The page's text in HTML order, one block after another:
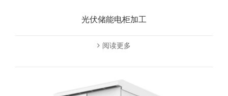
光伏储能电柜加工
阅读更多